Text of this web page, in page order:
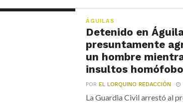
ÁGUILAS
Detenido en
presuntamente
un hombre
insultos
POREL LORQUINO REDACCIÓN
La Guardia Civil arrestó al